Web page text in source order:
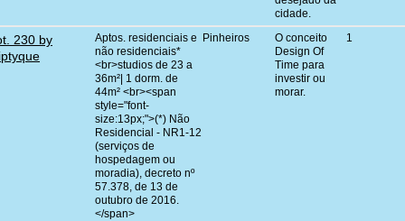
cidade.
230 by
Aptos. residenciais e
não residenciais*
<br>studios de 23 a
36m²| 1 dorm. de
44m² <br><span
style="font-
size:13px;">(*) Não
Residencial - NR1-12
(serviços de
hospedagem ou
moradia), decreto nº
57.378, de 13 de
outubro de 2016.
</span>
Pinheiros
O conceito
Design Of
Time para
investir ou
morar.
1